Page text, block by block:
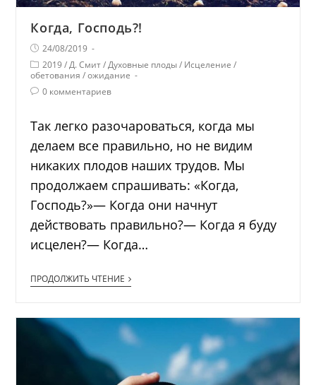
Когда, Господь?!
24/08/2019
2019 / Д. Смит / Духовные плоды / Исцеление /
обетования / ожидание
0 комментариев
Так легко разочароваться, когда мы
делаем все правильно, но не видим
никаких плодов наших трудов. Мы
продолжаем спрашивать: «Когда,
Господь?»— Когда они начнут
действовать правильно?— Когда я буду
исцелен?— Когда…
ПРОДОЛЖИТЬ ЧТЕНИЕ